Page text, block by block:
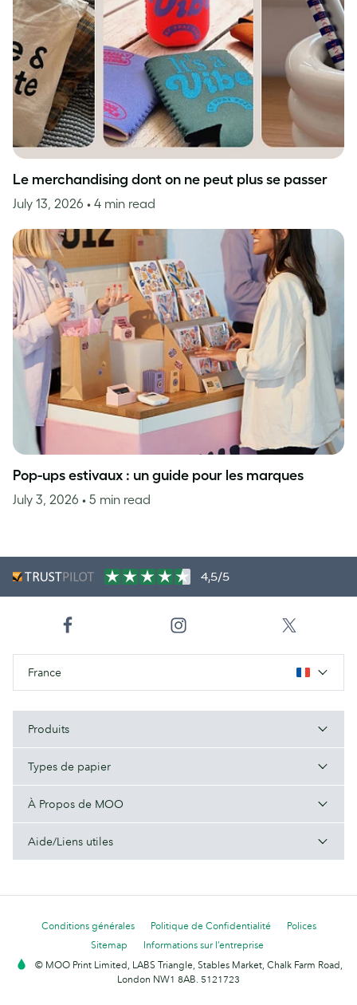
Le merchandising dont on ne peut plus se passer
July 13, 2026 • 4 min read
Pop-ups estivaux : un guide pour les marques
July 3, 2026 • 5 min read
4,5/5
France
Produits
Types de papier
À Propos de MOO
Aide/Liens utiles
Conditions générales Politique de Confidentialité
Polices
Sitemap
Informations sur l’entreprise
© MOO Print Limited, LABS Triangle, Stables Market, Chalk Farm Road,
London NW1 8AB. 5121723